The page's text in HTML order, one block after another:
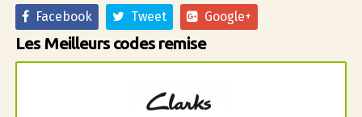
Facebook
Tweet Google+
Les Meilleurs codes remise